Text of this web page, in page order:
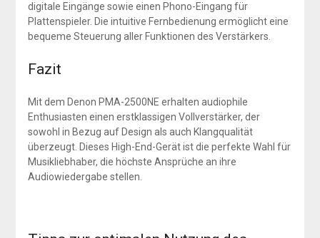
digitale Eingänge sowie einen Phono-Eingang für
Plattenspieler. Die intuitive Fernbedienung ermöglicht eine
bequeme Steuerung aller Funktionen des Verstärkers.
Fazit
Mit dem Denon PMA-2500NE erhalten audiophile
Enthusiasten einen erstklassigen Vollverstärker, der
sowohl in Bezug auf Design als auch Klangqualität
überzeugt. Dieses High-End-Gerät ist die perfekte Wahl für
Musikliebhaber, die höchste Ansprüche an ihre
Audiowiedergabe stellen.